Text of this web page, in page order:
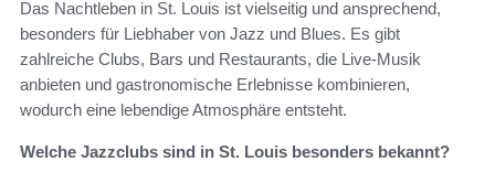
Das Nachtleben in St. Louis ist vielseitig und ansprechend,
besonders für Liebhaber von Jazz und Blues. Es gibt
zahlreiche Clubs, Bars und Restaurants, die Live-Musik
anbieten und gastronomische Erlebnisse kombinieren,
wodurch eine lebendige Atmosphäre entsteht.
Welche Jazzclubs sind in St. Louis besonders bekannt?